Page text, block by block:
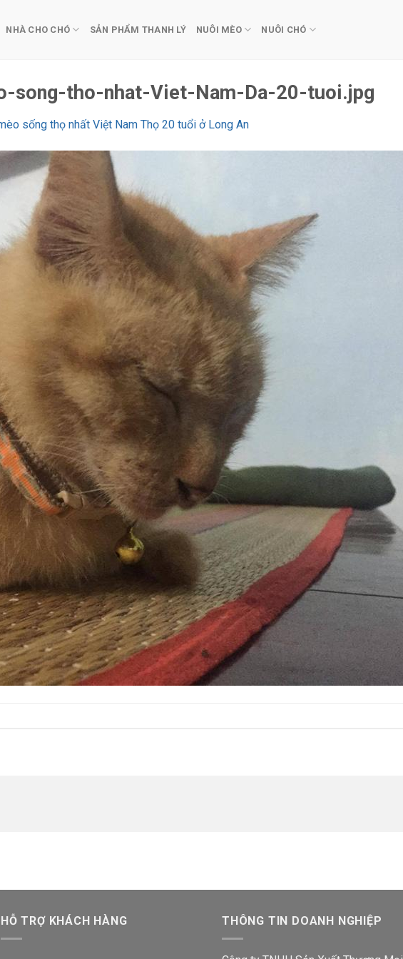
NHÀ CHO CHÓ SẢN PHẨM THANH LÝ NUÔI MÈO NUÔI CHÓ
song-tho-nhat-Viet-Nam-Da-20-tuoi.jpg
sống thọ nhất Việt Nam Thọ 20 tuổi ở Long An
HỖ TRỢ KHÁCH HÀNG THÔNG TIN DOANH NGHIỆP